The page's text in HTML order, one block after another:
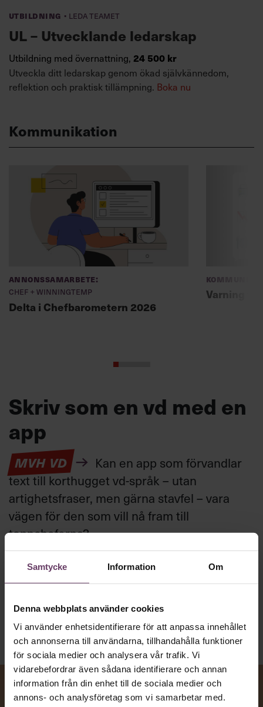
Samtycke Information Om
Denna webbplats använder cookies
Vi använder enhetsidentifierare för att anpassa innehållet
och annonserna till användarna, tillhandahålla funktioner
för sociala medier och analysera vår trafik. Vi
vidarebefordrar även sådana identifierare och annan
information från din enhet till de sociala medier och
annons- och analysföretag som vi samarbetar med.
Utbildning · Leda teamet
UL – Utvecklande ledarskap
Utbildning med övernattning, 24 500 kr
Utveckla ditt ledarskap genom ökad självkännedom,
reflektion och praktisk tillämpning. Boka nu
Kommunikation
Annonssamarbete:
Chef + Winningtemp
Delta i Chefbarometern 2026
Varning
Skriv som en vd med en
app
MVH VD
Kan en app som förvandlar
text till korthugget vd-språk – utan
artighetsfraser, men gärna stavfel – vara
vägen för den som vill nå fram till
toppcheferna?
Kommunikation
Text:Fredrik Kullberg